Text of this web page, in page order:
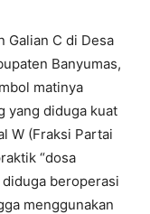
Galian C di Desa
Banyumas,
matinya
yang diduga kuat
W (Fraksi Partai
“dosa
beroperasi
menggunakan